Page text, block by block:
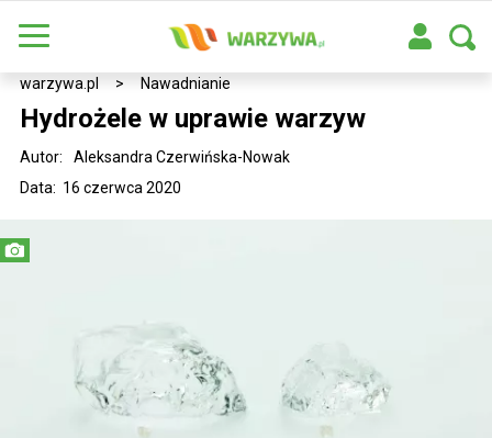
warzywa.pl > Nawadnianie
Hydrożele w uprawie warzyw
Data: 16 czerwca 2020
Autor: Aleksandra Czerwińska-Nowak